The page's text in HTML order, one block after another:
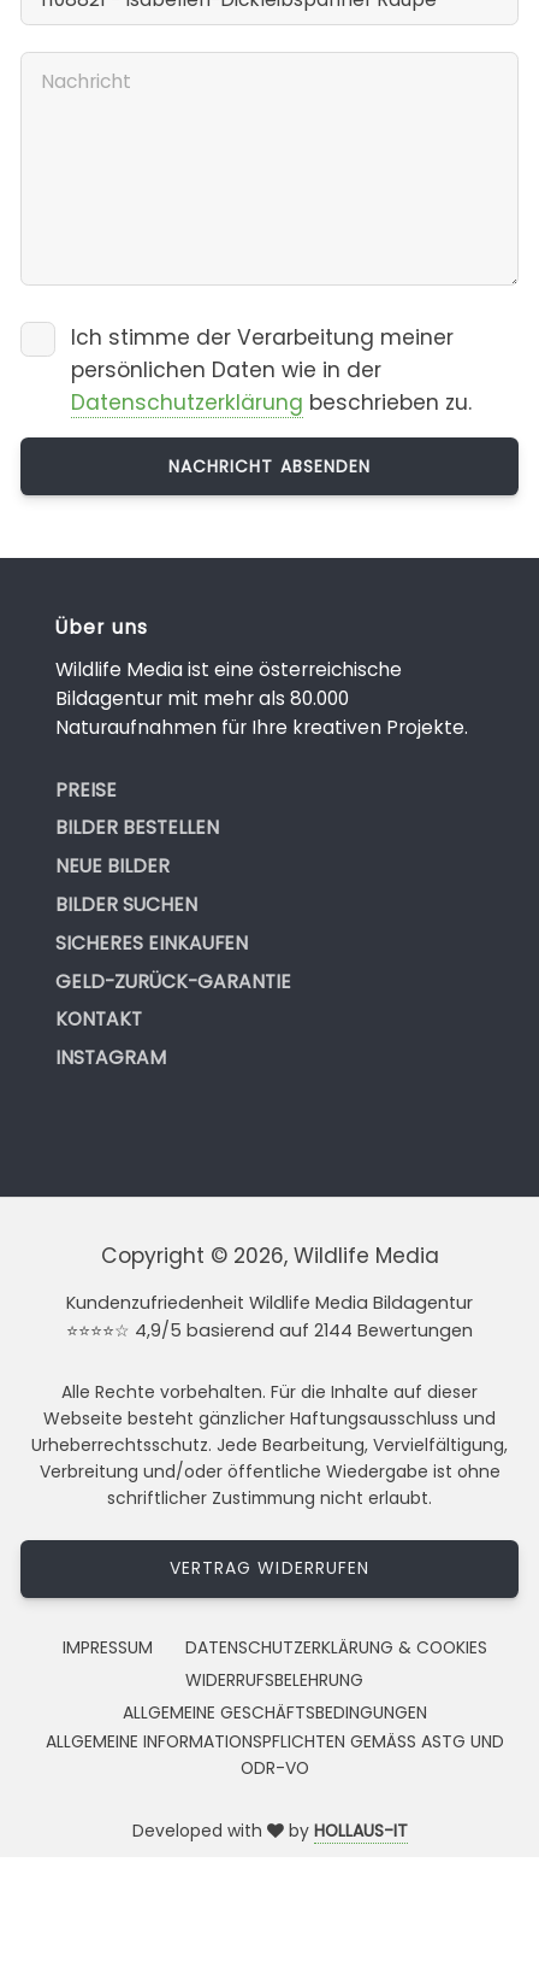
Ich stimme der Verarbeitung meiner
persönlichen Daten wie in der
Datenschutzerklärung beschrieben zu.
Über uns
Wildlife Media ist eine österreichische
Bildagentur mit mehr als 80.000
Naturaufnahmen für Ihre kreativen Projekte.
PREISE
BILDER BESTELLEN
NEUE BILDER
BILDER SUCHEN
SICHERES EINKAUFEN
GELD-ZURÜCK-GARANTIE
KONTAKT
INSTAGRAM
Copyright © 2026, Wildlife Media
Kundenzufriedenheit Wildlife Media Bildagentur
⭐⭐⭐⭐☆ 4,9/5 basierend auf 2144 Bewertungen
Alle Rechte vorbehalten. Für die Inhalte auf dieser
Webseite besteht gänzlicher Haftungsausschluss und
Urheberrechtsschutz. Jede Bearbeitung, Vervielfältigung,
Verbreitung und/oder öffentliche Wiedergabe ist ohne
schriftlicher Zustimmung nicht erlaubt.
VERTRAG WIDERRUFEN
IMPRESSUM
DATENSCHUTZERKLÄRUNG & COOKIES
WIDERRUFSBELEHRUNG
ALLGEMEINE GESCHÄFTSBEDINGUNGEN
ALLGEMEINE INFORMATIONSPFLICHTEN GEMÄSS ASTG UND
ODR-VO
Developed with by HOLLAUS-IT